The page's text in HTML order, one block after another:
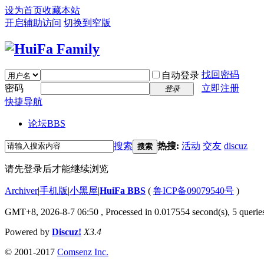
设为首页收藏本站
开启辅助访问 切换到窄版
自动登录 找回密码
密码
登录
立即注册
快捷导航
论坛BBS
搜索 搜索 热搜: 活动 交友 discuz
请先登录后才能继续浏览
Archiver|手机版|小黑屋|HuiFa BBS ( 鲁ICP备09079540号 )
GMT+8, 2026-8-7 06:50 , Processed in 0.017554 second(s), 5
Powered by Discuz! X3.4
© 2001-2017 Comsenz Inc.